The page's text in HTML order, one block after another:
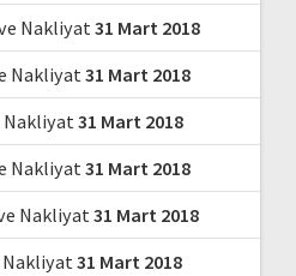
Nakliyat31 Mart 2018
Nakliyat31 Mart 2018
Nakliyat31 Mart 2018
Nakliyat31 Mart 2018
Nakliyat31 Mart 2018
Nakliyat31 Mart 2018